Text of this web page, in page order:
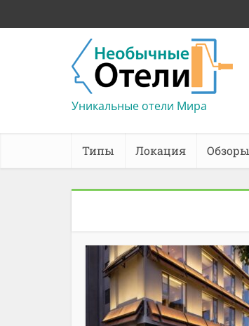
Уникальные отели Мира
Типы Локация Обзоры